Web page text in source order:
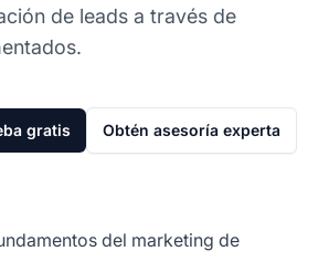
de leads a través de
gratis Obtén asesoría experta
del marketing de